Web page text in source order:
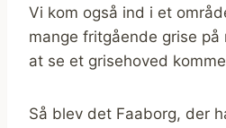
Vi kom også ind i et
mange fritgående grise
at se et grisehoved
Så blev det Faaborg, der